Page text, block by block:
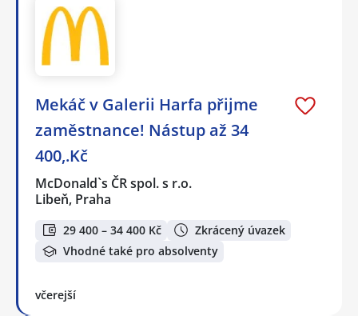
Mekáč v Galerii Harfa přijme
zaměstnance! Nástup až 34
400,.Kč
McDonald`s ČR spol. s r.o.
Libeň, Praha
29 400 – 34 400 Kč
Zkrácený úvazek
Vhodné také pro absolventy
včerejší